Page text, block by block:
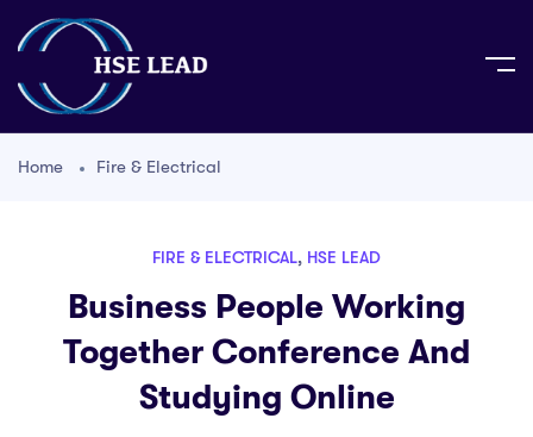
Home Fire & Electrical
FIRE & ELECTRICAL, HSE LEAD
Business People Working
Together Conference And
Studying Online